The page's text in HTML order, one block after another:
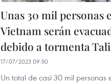
Unas 30 mil personas
Vietnam serán
debido a tormenta
17/07/2023 09:50
Un total de casi 30 mil personas